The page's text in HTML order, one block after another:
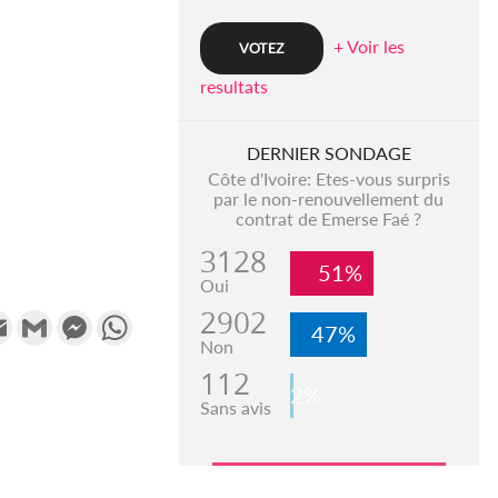
Email Gmail MessengerWhatsApp
+ Voir les
resultats
DERNIER SONDAGE
Côte d'Ivoire: Etes-vous surpris
par le non-renouvellement du
contrat de Emerse Faé ?
3128
Oui 51%
2902
Non 47%
112
Sans avis 2%